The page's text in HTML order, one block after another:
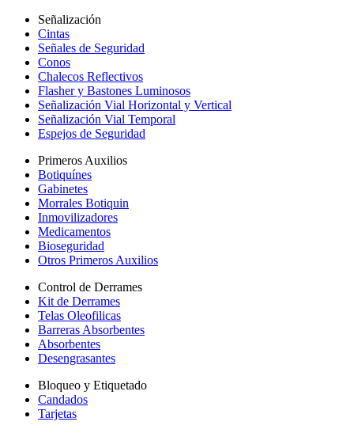
Señalización
Cintas
Señales de Seguridad
Conos
Chalecos Reflectivos
Flasher y Bastones Luminosos
Señalización Vial Horizontal y Vertical
Señalización Vial Temporal
Espejos de Seguridad
Primeros Auxilios
Botiquínes
Gabinetes
Morrales Botiquin
Inmovilizadores
Medicamentos
Bioseguridad
Otros Primeros Auxilios
Control de Derrames
Kit de Derrames
Telas Oleofilicas
Barreras Absorbentes
Absorbentes
Desengrasantes
Bloqueo y Etiquetado
Candados
Tarjetas